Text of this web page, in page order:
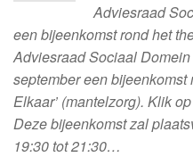
Adviesraad
een bijeenkomst rond het
Adviesraad Sociaal
september een bijeenkomst
Elkaar’ (mantelzorg). Klik
Deze bijeenkomst zal
19:30 tot 21:30…